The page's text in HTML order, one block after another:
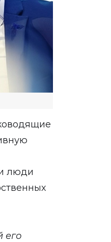
люди
его